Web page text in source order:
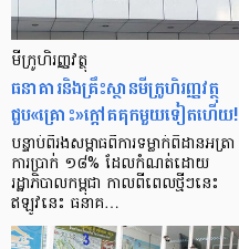
មីក្រូ​ហិរញ្ញវត្ថុ
ធនាគារ​និង​គ្រឹះស្ថាន​មីក្រូ​ហិរញ្ញវត្ថុ​
ជួប«គ្រោះ»ក្តៅ​គគុក​មួយ​ទៀត​ហើយ!
បន្ទាប់​ពី​រង​សម្ពាធ​​ពី​ការ​ទម្លាក់​ពិដាន​អត្រា​
ការ​ប្រាក់ ១៨​% ដែល​កំណត់​ដោយ​
រដ្ឋាភិបាល​កម្ពុជា កាល​ពី​ពេល​ថ្មីៗ​នេះ
ឥឡូវ​នេះ ធនាគ…